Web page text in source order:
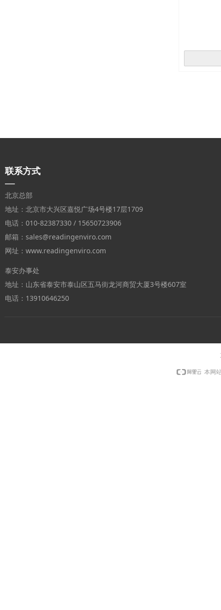
联系方式
—
北京总部
地址：北京市大兴区嘉悦广场4号楼17层1709
电话：010-82387330 / 15650723906
邮箱：sales@readingenviro.com
网址：www.readingenviro.com
泰安办事处
地址：山东省泰安市泰山区五马街龙河商贸大厦3号楼607室
电话：13910646250
本网